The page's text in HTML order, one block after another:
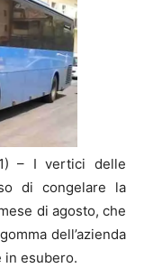
– I vertici delle
di congelare la
di agosto, che
dell’azienda
in esubero.